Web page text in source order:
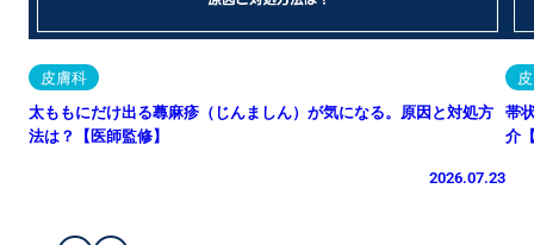
皮膚科
太ももにだけ出る蕁麻疹（じんましん）が気になる。原因と対処方
法は？【医師監修】
2026.07.23
帯
介